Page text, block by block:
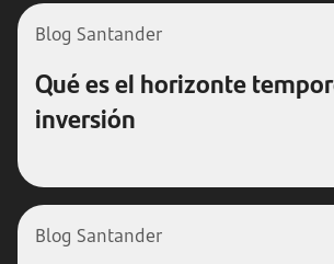
Blog Santander
Qué es el horizonte
inversión
Blog Santander